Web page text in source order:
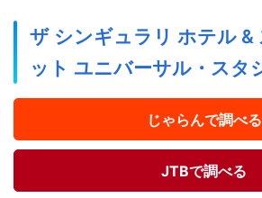
ザ シンギュラリ ホテル &
ット ユニバーサル・スタ
じゃらんで調べる
JTBで調べる